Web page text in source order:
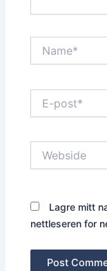
post*
Lagre mitt
nettleseren for